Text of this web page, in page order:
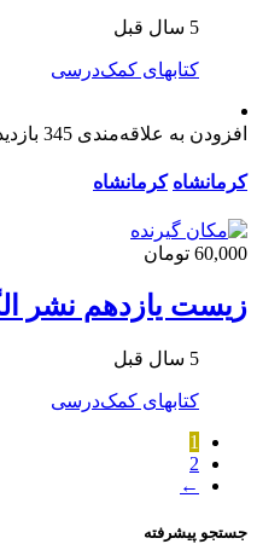
5 سال قبل
کتابهای کمک‌درسی
افزودن به علاقه‌مندی 345 بازدید
کرمانشاه کرمانشاه
60,000 تومان
زیست یازدهم نشر
5 سال قبل
کتابهای کمک‌درسی
1
2
←
جستجو پیشرفته